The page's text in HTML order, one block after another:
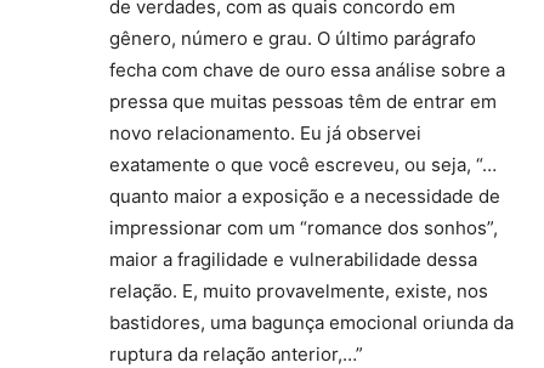
de verdades, com as quais concordo em
gênero, número e grau. O último parágrafo
fecha com chave de ouro essa análise sobre a
pressa que muitas pessoas têm de entrar em
novo relacionamento. Eu já observei
exatamente o que você escreveu, ou seja, “…
quanto maior a exposição e a necessidade de
impressionar com um “romance dos sonhos”,
maior a fragilidade e vulnerabilidade dessa
relação. E, muito provavelmente, existe, nos
bastidores, uma bagunça emocional oriunda da
ruptura da relação anterior,…”